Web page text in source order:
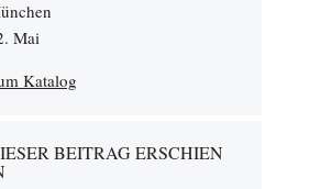
Mai
Katalog
BEITRAG ERSCHIEN